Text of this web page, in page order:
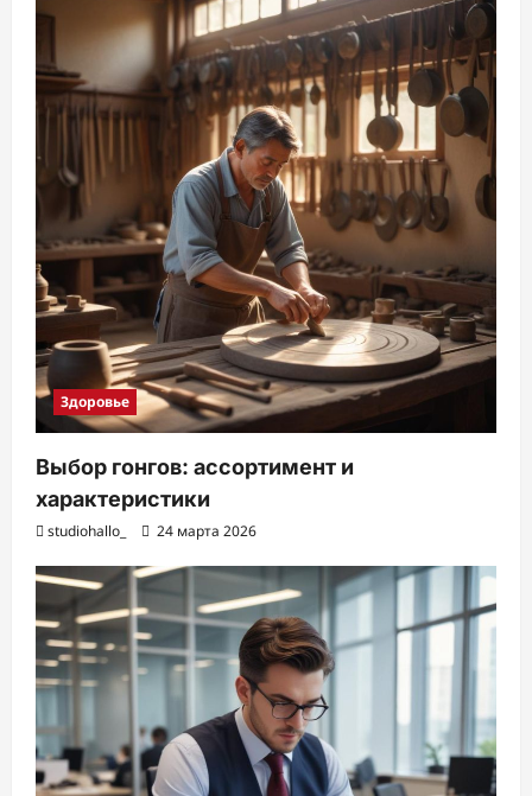
Здоровье
Выбор гонгов: ассортимент и
характеристики
studiohallo_ 24 марта 2026